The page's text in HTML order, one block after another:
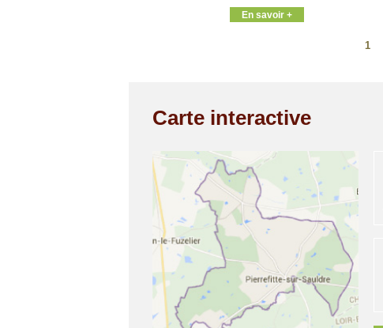
En savoir +
1
Carte interactive